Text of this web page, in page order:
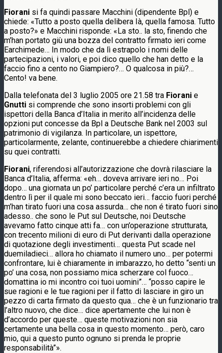
Fiorani si fa quindi passare Macchini (dipendente Bpl) e
chiede: «Tutto a posto quella delibera Ià, quella famosa. Tutto
a posto?» e Macchini risponde: «La sto.. la sto, finendo che
m’han portato giù una bozza del contratto firmato ieri come
Earchimede… In modo che da lì estrapolo i nomi delle
partecipazioni, i valori, e poi dico quello che han detto e la
faccio fino a cento no Giampiero?… O qualcosa in più?…
Cento! va bene.
Dalla telefonata del 3 luglio 2005 ore 21.58 tra Fiorani e
Gnutti si comprende che sono insorti problemi con gli
ispettori della Banca d’Italia in merito all’incidenza delle
opzioni put concesse da Bpl a Deutsche Bank nel 2003 sul
patrimonio di vigilanza. In particolare, un ispettore,
particolarmente, zelante, continuerebbe a chiedere chiarimenti
su quei contratti.
Fiorani, riferendosi all’autorizzazione che dovrà rilasciare la
Banca d’Italia, afferma: «eh… doveva arrivare ieri no… Poi
dopo… una giornata un po’ particolare perché c’era un infiltrato
dentro lì per il quale mi sono beccato ieri… faccio fuori perché
m’han tirato fuori una cosa assurda… che non é tirato fuori sino
adesso.. che sono le Put sul Deutsche, noi Deutsche
avevamo fatto cinque atti fa… con un’operazione strutturata,
con trecento milioni di euro di Put derivanti dalla operazione
di quotazione degli investimenti… questa Put scade nel
duemiladieci… allora ho chiamato il numero uno… per potermi
confrontare, lui è chiaramente in imbarazzo, ho detto “senti un
po’ una cosa, non possiamo mica scherzare col fuoco…
domattina io mi incontro coi tuoi uomini”… “posso capire le
sue ragioni e le tue ragioni per il fatto di lasciare in giro un
pezzo di carta firmato da questo qua… che è un funzionario tra
l’altro nuovo, che dice… dice apertamente che lui non è
d’accordo per queste… queste motivazioni non sia
certamente una bella cosa in questo momento… però, caro
mio, qui a questo punto ognuno si prenda le proprie
responsabilità”».